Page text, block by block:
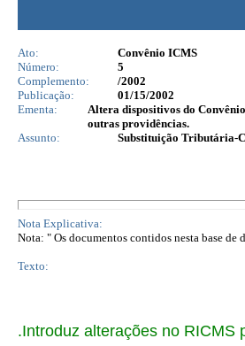
Ato:
Convênio ICMS
Número:
5
Complemento:
/2002
Publicação:
01/15/2002
Ementa:
Altera dispositivos do
outras providências.
Assunto:
Substituição Tributária-
Nota Explicativa:
Nota: " Os documentos contidos nesta base
Texto:
.Introduz alterações no RICMS